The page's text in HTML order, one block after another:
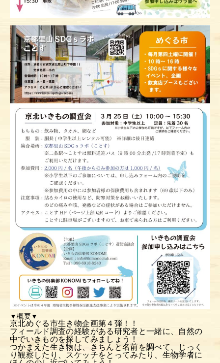
▼概要▼
京北めぐる市生き物企画第４弾！！
フィールド調査の経験がある研究者と一緒に、 自然の
中でいきものを探してみましょう！
つかまえた生き物は、きちんと名前を調べて、
じっく
り観察したり、スケッチをとってみたり、 生物学者に